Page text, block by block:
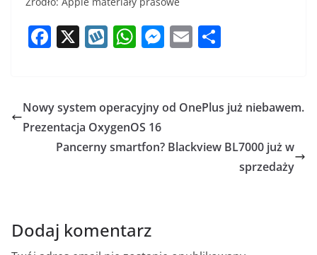
F
e
b
o
X W
o
p
W
s
A
p
M
e
g
E
l e
Nowy system operacyjny od OnePlus już niebawem.
Prezentacja OxygenOS 16
Pancerny smartfon? Blackview BL7000 już w
sprzedaży
Dodaj komentarz